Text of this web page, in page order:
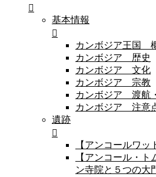
基本情報
カンボジア王国
カンボジア 歴史
カンボジア 文化
カンボジア 宗教
カンボジア 渡航
カンボジア 注意
遺跡
【アンコールワッ
【アンコール・ト
ン寺院と５つの大